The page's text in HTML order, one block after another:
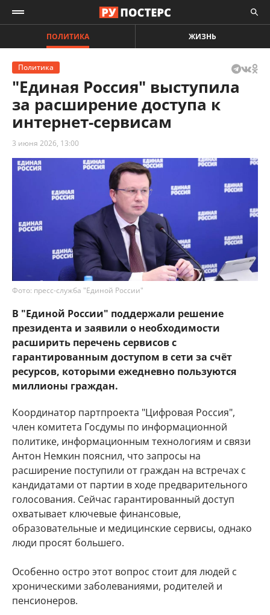
ПОЛИТИКА ЖИЗНЬ
Политика
"Единая Россия" выступила
за расширение доступа к
интернет-сервисам
3 июня 2026, 13:00
Фото: пресс-служба "Единой России"
В "Единой России" поддержали решение
президента и заявили о необходимости
расширить перечень сервисов с
гарантированным доступом в сети за счёт
ресурсов, которыми ежедневно пользуются
миллионы граждан.
Координатор партпроекта "Цифровая Россия",
член комитета Госдумы по информационной
политике, информационным технологиям и связи
Антон Немкин пояснил, что запросы на
расширение поступили от граждан на встречах с
кандидатами от партии в ходе предварительного
голосования. Сейчас гарантированный доступ
охватывает ключевые финансовые,
образовательные и медицинские сервисы, однако
люди просят большего.
Особенно остро этот вопрос стоит для людей с
хроническими заболеваниями, родителей и
пенсионеров.